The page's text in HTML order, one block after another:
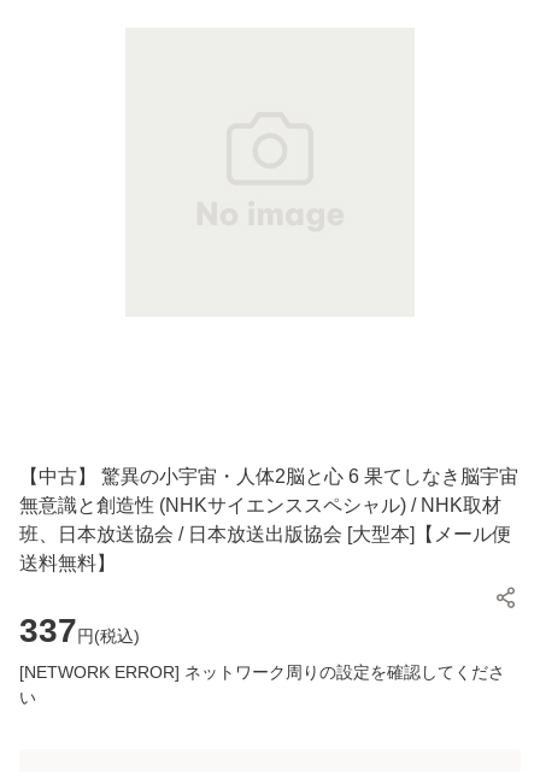
【中古】 驚異の小宇宙・人体2脳と心 6 果てしなき脳宇宙
無意識と創造性 (NHKサイエンススペシャル) / NHK取材
班、日本放送協会 / 日本放送出版協会 [大型本]【メール便
送料無料】
337円(税込)
[NETWORK ERROR] ネットワーク周りの設定を確認してくださ
い